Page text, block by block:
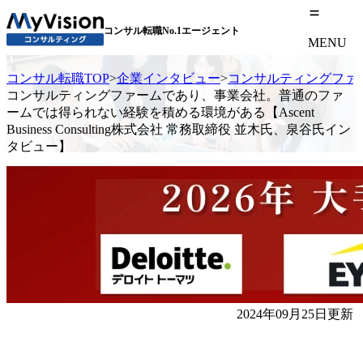
コンサル転職No.1エージェント
MENU
コンサル転職TOP>企業インタビュー>コンサルティングファ
コンサルティングファームであり、事業会社。普通のファ
ームでは得られない経験を積める環境がある【Ascent
Business Consulting株式会社 常務取締役 並木氏、泉谷氏イン
タビュー】
2024年09月25日更新